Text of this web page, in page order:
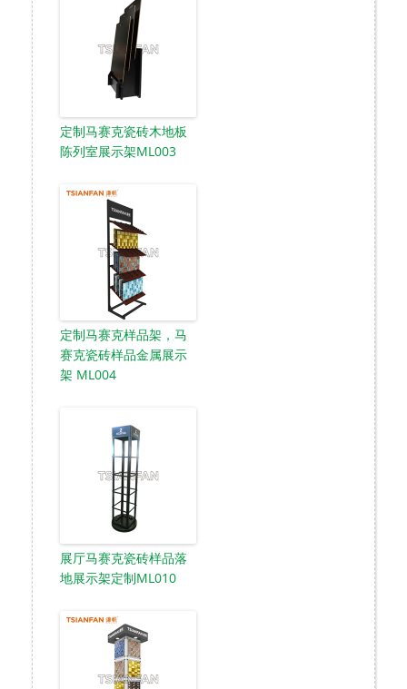
定制马赛克瓷砖木地板
陈列室展示架ML003
定制马赛克样品架，马
赛克瓷砖样品金属展示
架 ML004
展厅马赛克瓷砖样品落
地展示架定制ML010